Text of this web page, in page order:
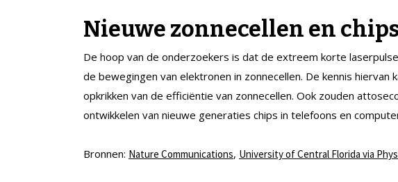
Nieuwe zonnecellen en
De hoop van de onderzoekers is dat de extreem korte
de bewegingen van elektronen in zonnecellen. De kennis hiervan
opkrikken van de efficiëntie van zonnecellen. Ook zouden
ontwikkelen van nieuwe generaties chips in telefoons en
Bronnen: Nature Communications, University of Central Florida via